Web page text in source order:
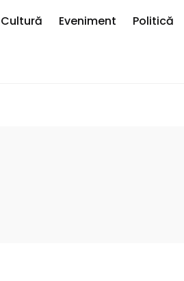
Cultură Eveniment Politică